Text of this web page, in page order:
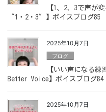
【1、2、3で声
“1・2・3″】ボイスブログ85
2025年10月7日
ブログ
【いい声になる
Better Voice】ボイスブログ84
2025年10月7日